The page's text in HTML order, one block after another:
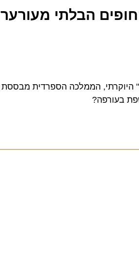
הבלתי מעורערת
הכחול" היוקרתי, הממלכה הספרדית מבססת את